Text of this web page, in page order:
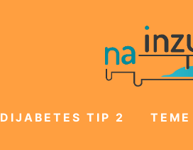
DIJABETES TIP 2 TEME